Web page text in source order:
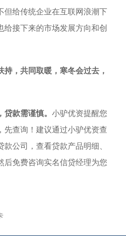
但给传统企业在互联网浪潮下
给接下来的市场发展方向和创
持，共同取暖，寒冬会过去，
贷款需谨慎。小驴优资提醒您
先查询！建议通过小驴优资查
公司，查看贷款产品明细、
后免费咨询实名信贷经理为您